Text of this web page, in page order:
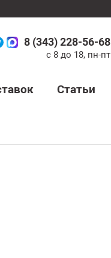
8 (343) 228-56-68
с 8 до 18, пн-пт
Статьи